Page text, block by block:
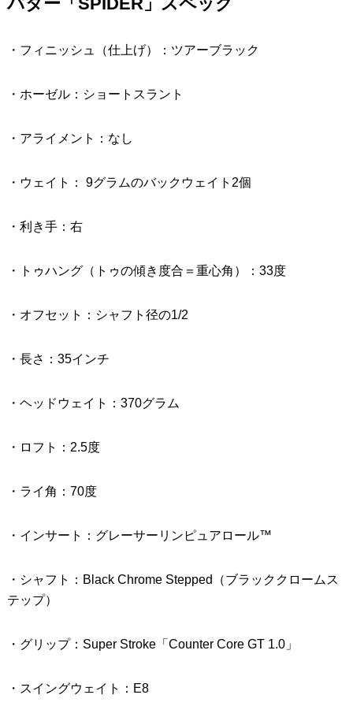
・フィニッシュ（仕上げ）：ツアーブラック
・ホーゼル：ショートスラント
・アライメント：なし
・ウェイト： 9グラムのバックウェイト2個
・利き手：右
・トゥハング（トゥの傾き度合＝重心角）：33度
・オフセット：シャフト径の1/2
・長さ：35インチ
・ヘッドウェイト：370グラム
・ロフト：2.5度
・ライ角：70度
・インサート：グレーサーリンピュアロール™
・シャフト：Black Chrome Stepped（ブラッククロームス
テップ）
・グリップ：Super Stroke「Counter Core GT 1.0」
・スイングウェイト：E8